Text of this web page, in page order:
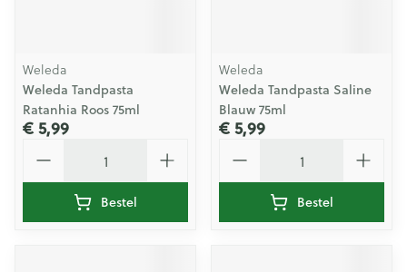
Weleda
Weleda Tandpasta
Ratanhia Roos 75ml
€ 5,99
Bestel
Weleda
Weleda Tandpasta Saline
Blauw 75ml
€ 5,99
Bestel